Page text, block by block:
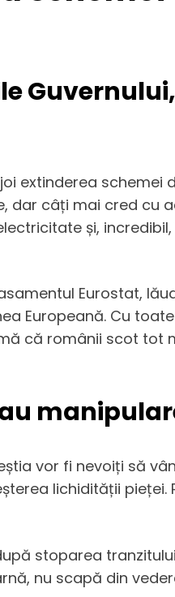
extinderea
dar câți mai cred cu
și, incredibil,
Eurostat,
Europeană. Cu
că românii scot tot
vor fi nevoiți să
lichidității
stoparea
nu scapă din